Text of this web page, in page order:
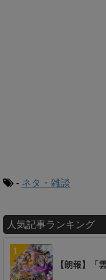
- ネタ・雑談
人気記事ランキング
【朗報】「